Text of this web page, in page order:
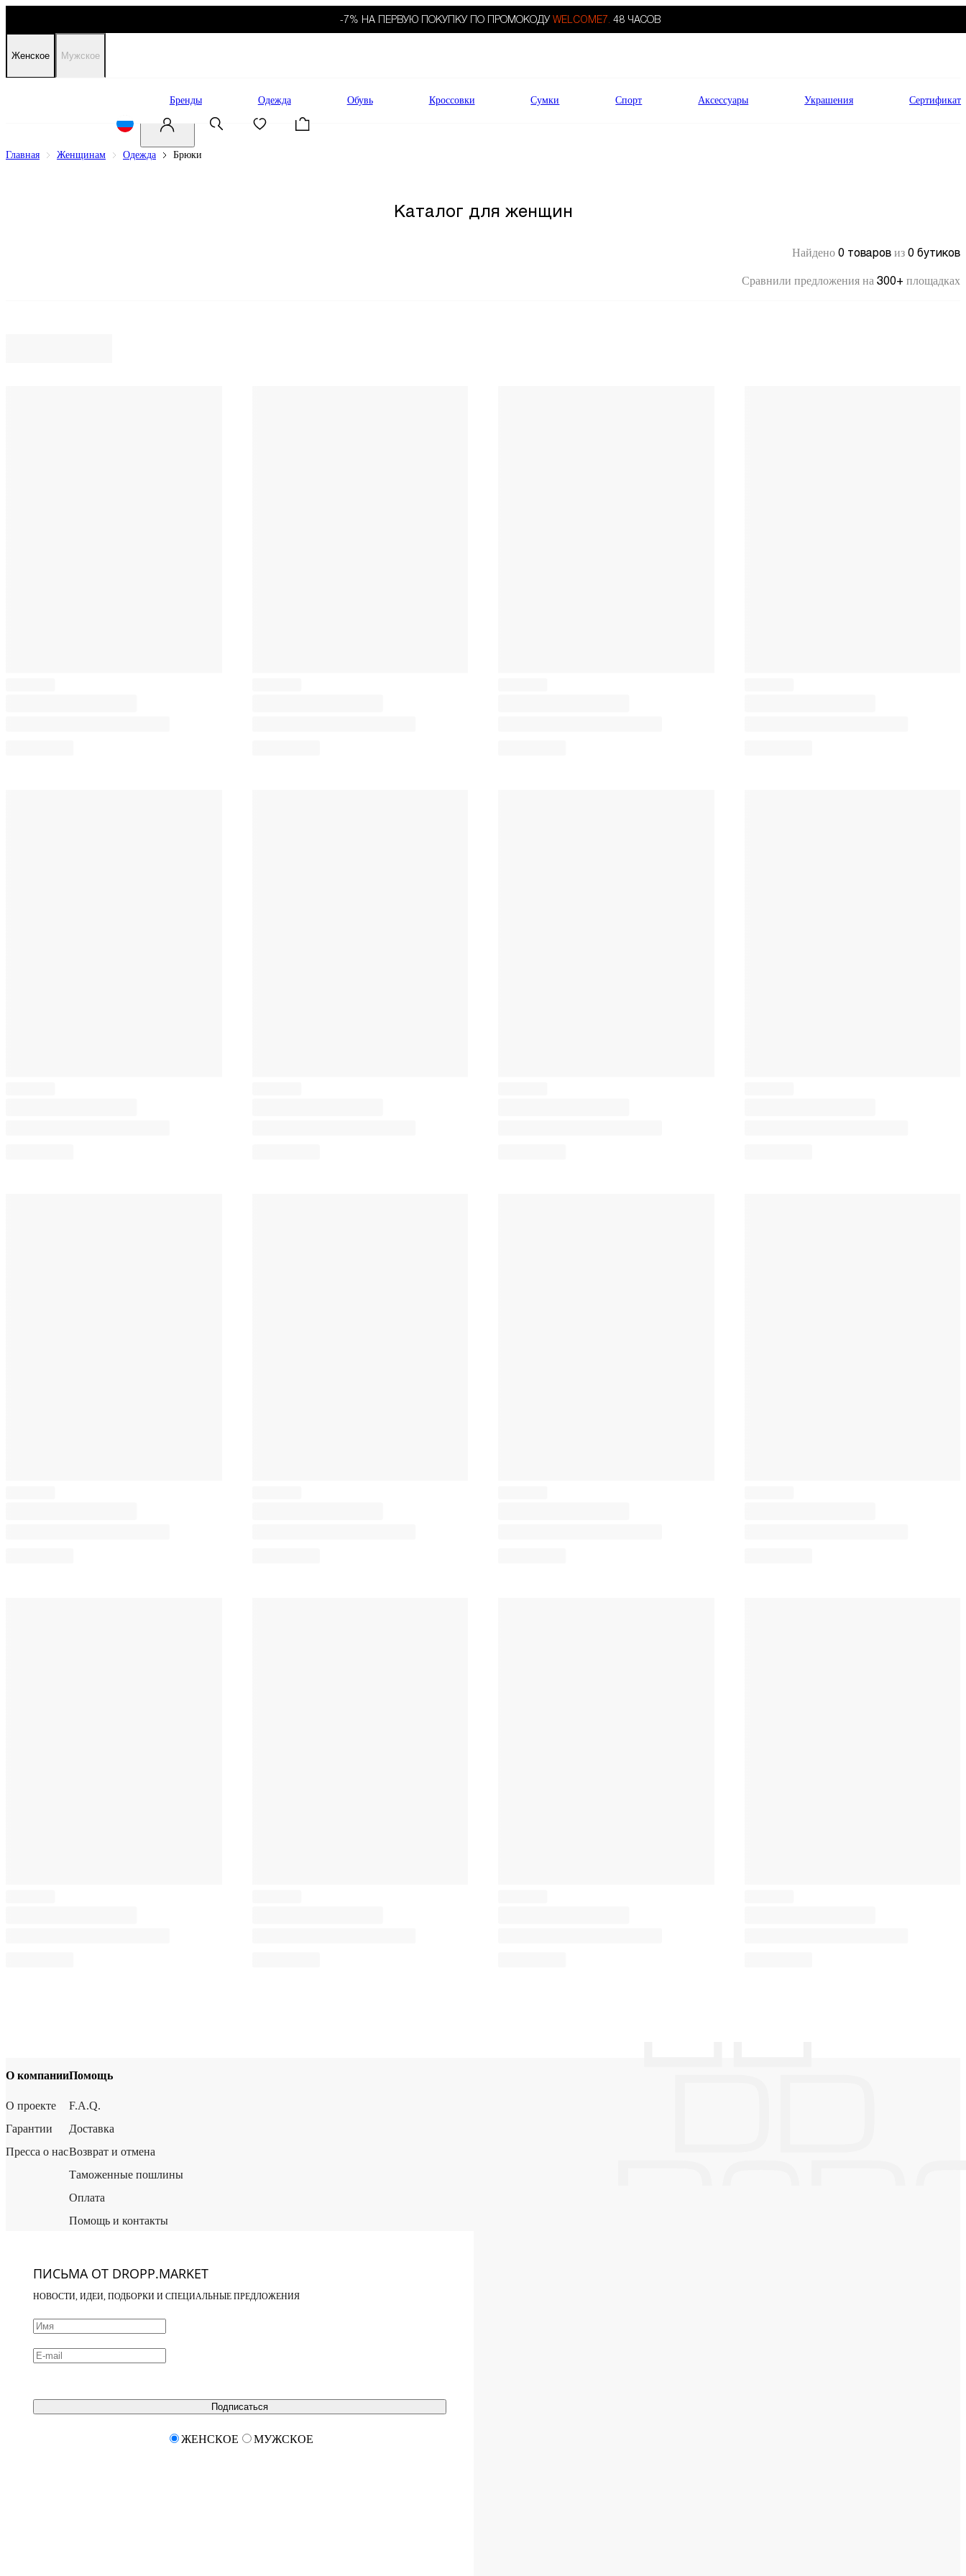
-7% НА ПЕРВУЮ ПОКУПКУ ПО ПРОМОКОДУ WELCOME7. 48 ЧАСОВ
Женское Мужское
Бренды Одежда Обувь Кроссовки Сумки Спорт Аксессуары Украшения Сертификат
Главная Женщинам Одежда Брюки
Каталог для женщин
Найдено 0 товаров из 0 бутиков
Сравнили предложения на 300+ площадках
О компании
О проекте
Гарантии
Пресса о нас
Помощь
F.A.Q.
Доставка
Возврат и отмена
Таможенные пошлины
Оплата
Помощь и контакты
ПИСЬМА ОТ DROPP.MARKET
НОВОСТИ, ИДЕИ, ПОДБОРКИ И СПЕЦИАЛЬНЫЕ ПРЕДЛОЖЕНИЯ
Подписаться
ЖЕНСКОЕ МУЖСКОЕ